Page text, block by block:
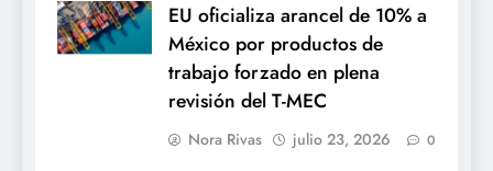
EU oficializa arancel de 10% a
México por productos de
trabajo forzado en plena
revisión del T-MEC
Nora Rivas julio 23, 2026 0